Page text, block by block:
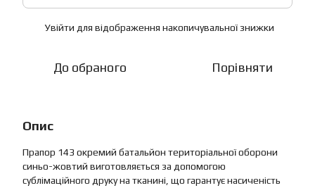
Увійти для відображення накопичувальної знижки
До обраного Порівняти
Опис
Прапор 143 окремий батальйон територіальної оборони
синьо-жовтий виготовляється за допомогою
сублімаційного друку на тканині, що гарантує насиченість